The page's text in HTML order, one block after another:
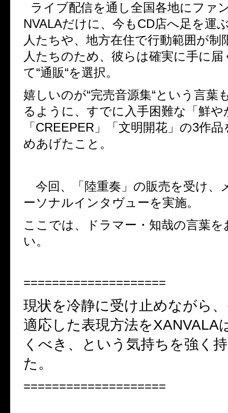
ライブ配信を通し全国各地にファ
NVALAだけに、今もCD店へ足を運
人たちや、地方在住で行動範囲が制
人たちのため、彼らは確実に手に届
て“通販“を選択。
嬉しいのが“完売音源集“という言葉
るように、すでに入手困難な「鮮や
「 CREEPER 」「文明開花」の3作品
めあげたこと。
今回、「陸重奏」の販売を受け、
ーソナルインタヴューを実施。
ここでは、ドラマー・知哉の言葉を
い。
====================
現状を冷静に受け止めながら
適応した表現方法をXANVALA
くべき、という気持ちを強く
た。
====================